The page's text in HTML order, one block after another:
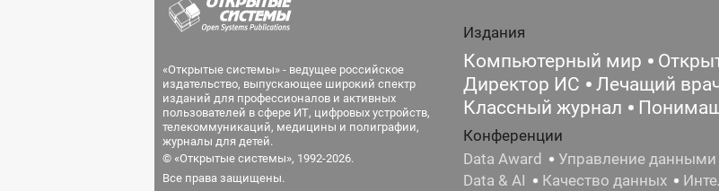
«Открытые системы» - ведущее российское
издательство, выпускающее широкий спектр
изданий для профессионалов и активных
пользователей в сфере ИТ, цифровых устройств,
телекоммуникаций, медицины и полиграфии,
журналы для детей.
© «Открытые системы», 1992-2026.
Все права защищены.
Издания
Компьютерный мир
Директор ИС
Лечащий
Классный журнал
Конференции
Data Award
Управление данными
Data & AI
Качество данных